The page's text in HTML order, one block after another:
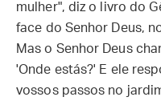
mulher", diz o livro do
face do Senhor Deus,
Mas o Senhor Deus
'Onde estás?' E ele
vossos passos no